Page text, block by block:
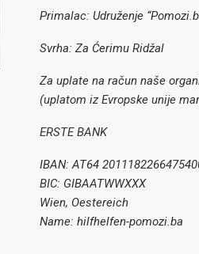
Primalac: Udruženje
Svrha: Za Ćerimu Ridžal
Za uplate na račun naše
(uplatom iz Evropske unije
ERSTE BANK
IBAN: AT64
BIC: GIBAATWWXXX
Wien, Oestereich
Name: hilfhelfen-pomozi.ba
Zovko Žepče: Oglas za
2. Juna 2026.
Zovko d.o.o.: Oglas za
15. Maja 2026.
Oglas za posao: Referent
15. Maja 2026.
mjesto: Inspektor kvalitete,
8. Aprila 2026.